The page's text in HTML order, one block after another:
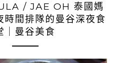
/ JAE OH 泰國媽
時間排隊的曼谷深夜食
｜曼谷美食